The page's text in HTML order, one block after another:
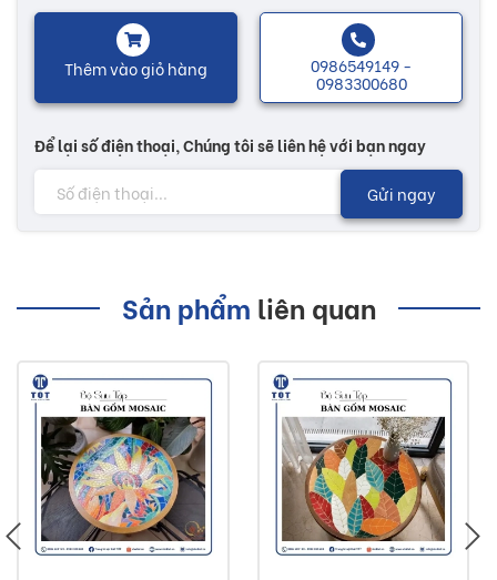
Thêm vào giỏ hàng 0986549149 -
0983300680
Để lại số điện thoại, Chúng tôi sẽ liên hệ với bạn ngay
Gửi ngay
Sản phẩm liên quan